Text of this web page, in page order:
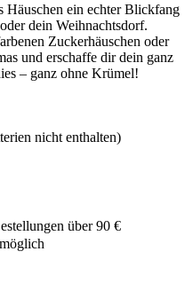
Häuschen ein echter Blickfang
dein Weihnachtsdorf.
Zuckerhäuschen oder
und erschaffe dir dein ganz
– ganz ohne Krümel!
nicht enthalten)
über 90 €